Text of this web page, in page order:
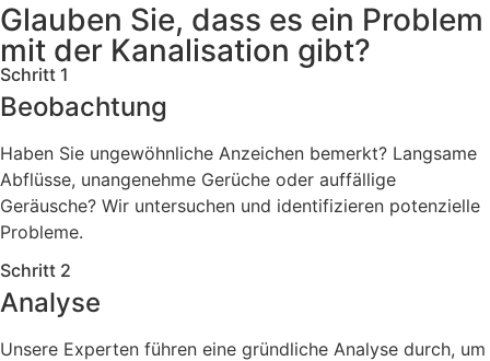
Glauben Sie, dass es ein Problem
mit der Kanalisation gibt?
Schritt 1
Beobachtung
Haben Sie ungewöhnliche Anzeichen bemerkt? Langsame
Abflüsse, unangenehme Gerüche oder auffällige
Geräusche? Wir untersuchen und identifizieren potenzielle
Probleme.
Schritt 2
Analyse
Unsere Experten führen eine gründliche Analyse durch, um